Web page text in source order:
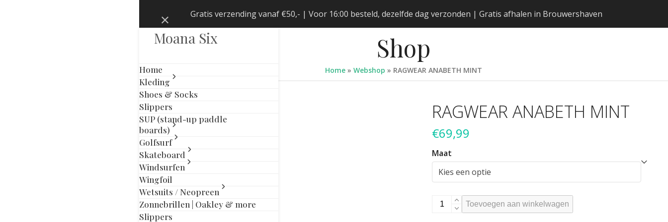
Gratis verzending vanaf €50,- | Voor 16:00 besteld, dezelfde dag verzonden | Gratis afhalen in Brouwershaven
Negeren
Moana Six
Home
Kleding
Shoes & Socks
Slippers
SUP (stand-up paddle
boards)
Golfsurf
Skateboard
Windsurfen
Wingfoil
Wetsuits / Neopreen
Zonnebrillen | Oakley & more
Slippers
Shop
Home » Webshop » RAGWEAR ANABETH MINT
RAGWEAR ANABETH MINT
€69,99
Maat
RAGWEAR
ANABETH
Toevoegen aan winkelwagen